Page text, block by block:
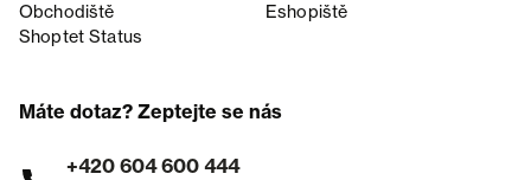
Obchodiště
Eshopiště
Shoptet Status
Máte dotaz? Zeptejte se nás
+420 604 600 444